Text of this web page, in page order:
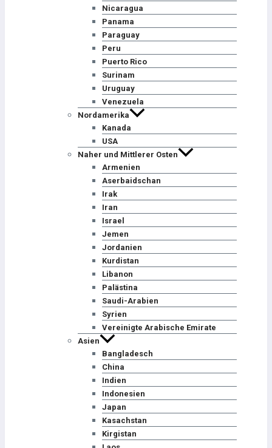
Nicaragua
Panama
Paraguay
Peru
Puerto Rico
Surinam
Uruguay
Venezuela
Nordamerika
Kanada
USA
Naher und Mittlerer Osten
Armenien
Aserbaidschan
Irak
Iran
Israel
Jemen
Jordanien
Kurdistan
Libanon
Palästina
Saudi-Arabien
Syrien
Vereinigte Arabische Emirate
Asien
Bangladesch
China
Indien
Indonesien
Japan
Kasachstan
Kirgistan